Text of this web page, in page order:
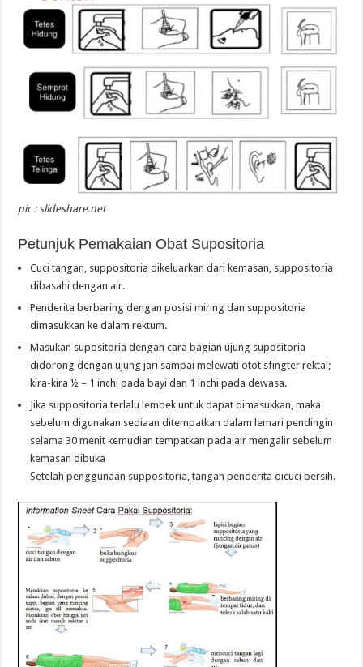
pic : slideshare.net
Petunjuk Pemakaian Obat Supositoria
Cuci tangan, suppositoria dikeluarkan dari kemasan, suppositoria
dibasahi dengan air.
Penderita berbaring dengan posisi miring dan suppositoria
dimasukkan ke dalam rektum.
Masukan supositoria dengan cara bagian ujung supositoria
didorong dengan ujung jari sampai melewati otot sfingter rektal;
kira-kira ½ – 1 inchi pada bayi dan 1 inchi pada dewasa.
Jika suppositoria terlalu lembek untuk dapat dimasukkan, maka
sebelum digunakan sediaan ditempatkan dalam lemari pendingin
selama 30 menit kemudian tempatkan pada air mengalir sebelum
kemasan dibuka
Setelah penggunaan suppositoria, tangan penderita dicuci bersih.